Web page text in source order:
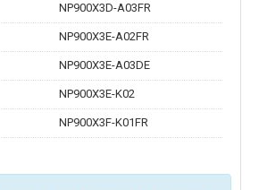
NP900X3D-A03FR
NP900X3E-A02FR
NP900X3E-A03DE
NP900X3E-K02
NP900X3F-K01FR